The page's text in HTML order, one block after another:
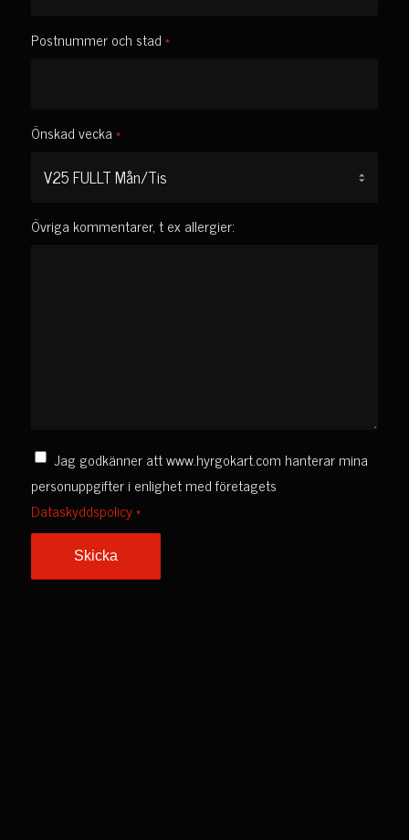
Postnummer och stad*
Önskad vecka*
Övriga kommentarer, t ex allergier:
Jag godkänner att www.hyrgokart.com hanterar mina
personuppgifter i enlighet med företagets
Dataskyddspolicy*